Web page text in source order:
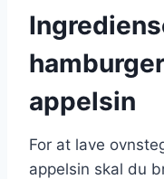
appelsin
For at lave
appelsin skal du